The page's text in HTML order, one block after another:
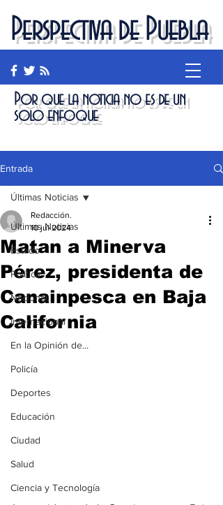
Perspectiva de Puebla
Por que la noticia no es de un
solo enfoque
Entrada
Últimas Noticias
Estado
Política
Nacional
Internacional
En la Opinión de...
Policía
Deportes
Educación
Ciudad
Salud
Ciencia y Tecnología
Últimas Noticias
Matan a Minerva
Pérez, presidenta de
Canainpesca en Baja
California
Redacción.
10 jul 2024